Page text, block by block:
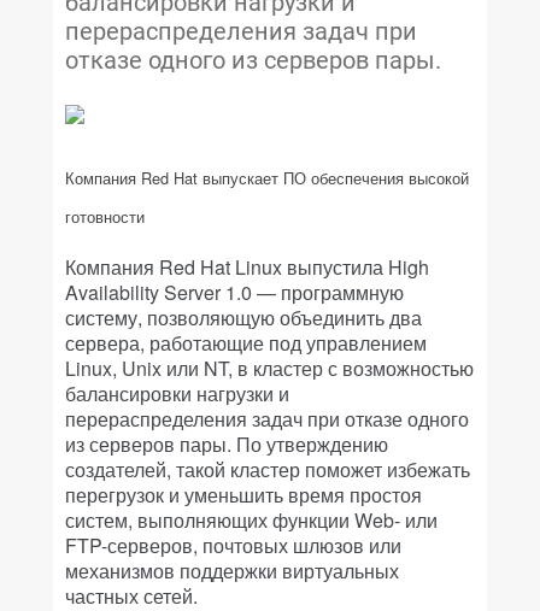
перераспределения задач при
отказе одного из серверов пары.
Компания Red Hat выпускает ПО обеспечения высокой
готовности
Компания Red Hat Linux выпустила High
Availability Server 1.0 — программную
систему, позволяющую объединить два
сервера, работающие под управлением
Linux, Unix или NT, в кластер с возможностью
балансировки нагрузки и
перераспределения задач при отказе одного
из серверов пары. По утверждению
создателей, такой кластер поможет избежать
перегрузок и уменьшить время простоя
систем, выполняющих функции Web- или
FTP-серверов, почтовых шлюзов или
механизмов поддержки виртуальных
частных сетей.